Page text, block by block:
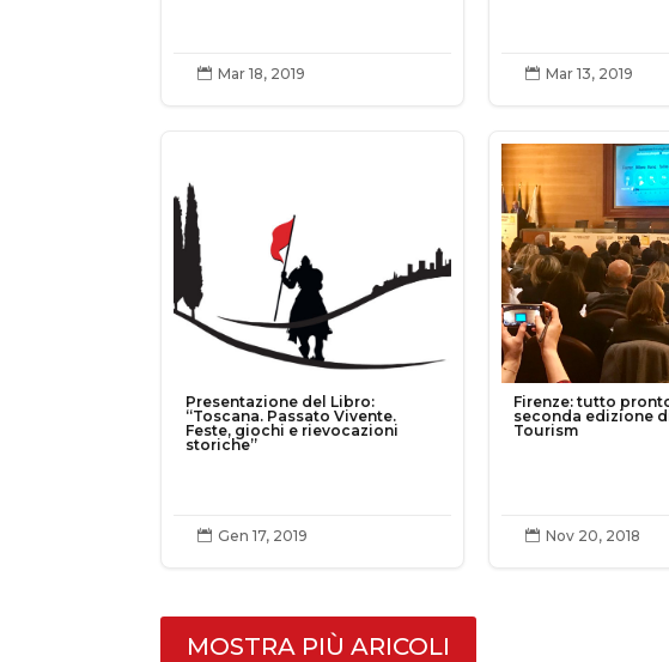
 Mar 18, 2019  Mar 13, 2019
Presentazione del Libro:
“Toscana. Passato Vivente.
Feste, giochi e rievocazioni
storiche”
 Gen 17, 2019
Firenze: tutto
seconda edizione
Tourism
 Nov 20, 2018
MOSTRA PIÙ ARICOLI